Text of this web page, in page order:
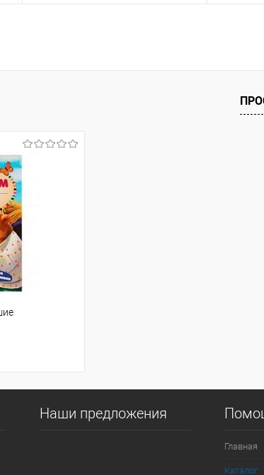
Наши предложения
Главная
Каталог